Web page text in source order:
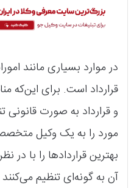
در موارد بسیاری مانند
قرارداد است. برای این‌که
و قرارداد به صورت
مورد را به یک وکیل متخصص
بهترین قراردادها را با
آن به گونه‌ای تنظیم